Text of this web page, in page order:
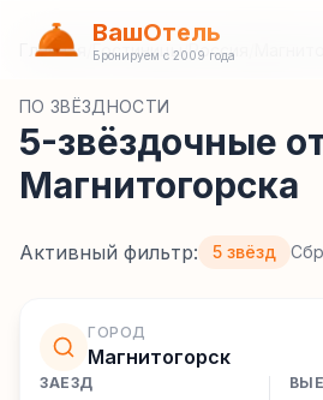
ВашОтель
Бронируем с 2009 года
Главная Гостиницы/Россия
ПО ЗВЁЗДНОСТИ
5-звёздочные
Магнитогорска
Активный фильтр: 5 звёзд
ГОРОД
Магнитогорск
ЗАЕЗД